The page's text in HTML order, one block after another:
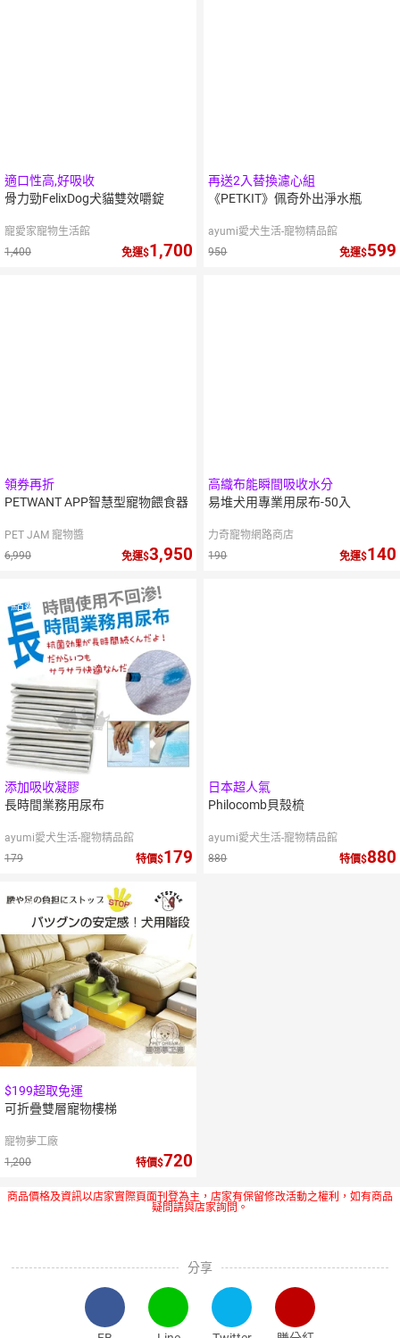
適口性高,好吸收
骨力勁FelixDog犬貓雙效嚼錠
寵愛家寵物生活館
1,400
免運 1,700
再送2入替換濾心組
《PETKIT》佩奇外出淨水瓶
ayumi愛犬生活-寵物精品館
950
免運 599
領券再折
PETWANT APP智慧型寵物餵食器
PET JAM 寵物醬
6,990
免運 3,950
高織布能瞬間吸收水分
易堆犬用專業用尿布-50入
力奇寵物網路商店
190
免運 140
點數
添加吸收凝膠
長時間業務用尿布
ayumi愛犬生活-寵物精品館
179
特價 179
日本超人氣
Philocomb貝殼梳
ayumi愛犬生活-寵物精品館
880
特價 880
10%
點數
$199超取免運
可折疊雙層寵物樓梯
寵物夢工廠
1,200
特價 720
商品價格及資訊以店家實際頁面刊登為主，店家有保留修改活動之權利，如有商品
疑問請與店家詢問。
分享